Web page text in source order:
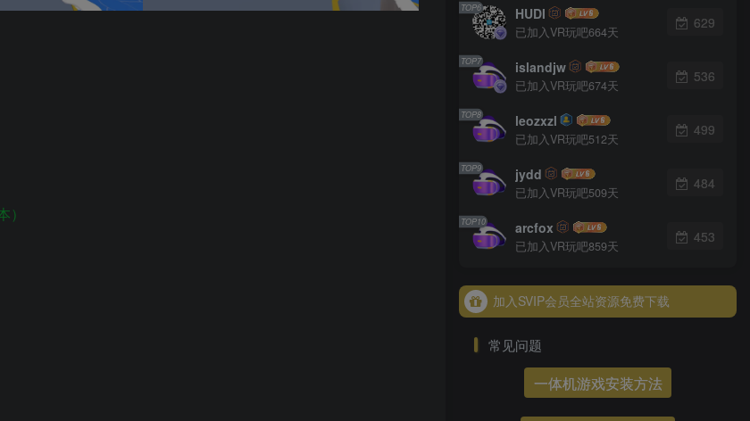
TOP6 HUDI
已加入VR玩吧664天
629
TOP7 islandjw
已加入VR玩吧674天
536
TOP8 leozxzl
已加入VR玩吧512天
499
TOP9 jydd
已加入VR玩吧509天
484
TOP10 arcfox
已加入VR玩吧859天
453
加入SVIP会员全站资源免费下载
加入SVIP会员全站资源免费下载
常见问题
一体机游戏安装方法